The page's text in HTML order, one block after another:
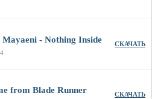
- Nothing Inside СКАЧАТЬ
from Blade Runner СКАЧАТЬ